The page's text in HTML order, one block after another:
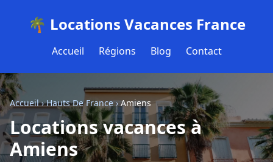
🌴 Locations Vacances France
Accueil Régions Blog Contact
Accueil›Hauts De France›Amiens
Locations vacances à
Amiens